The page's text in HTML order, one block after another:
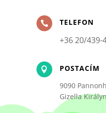
 TELEFON
+36 20/439-

POSTACÍM
9090
Gizella